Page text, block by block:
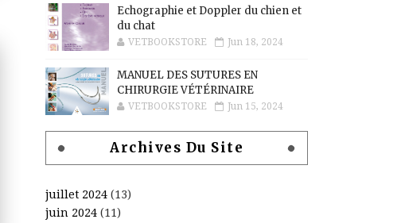
Echographie et Doppler du chien et
du chat
VETBOOKSTORE Jun 18, 2024
MANUEL DES SUTURES EN
CHIRURGIE VÉTÉRINAIRE
VETBOOKSTORE Jun 15, 2024
Archives Du Site
juillet 2024 (13)
juin 2024 (11)